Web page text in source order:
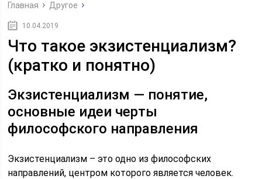
Главная Другое
10.04.2019
Что такое экзистенциализм?
(кратко и понятно)
Экзистенциализм — понятие,
основные идеи черты
философского направления
Экзистенциализм – это одно из философских
направлений, центром которого является человек.